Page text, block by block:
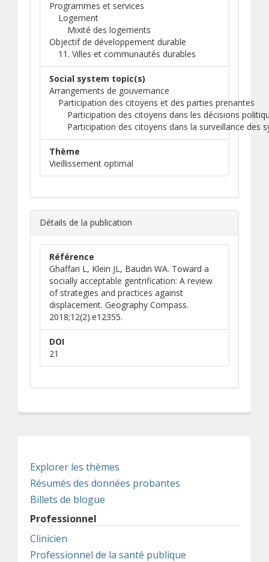
Programmes et services
Logement
Mixité des logements
Objectif de développement durable
11. Villes et communautés durables
Social system topic(s)
Arrangements de gouvernance
Participation des citoyens et des parties prenantes
Participation des citoyens dans les décisions
Participation des citoyens dans la surveillance des
Thème
Vieillissement optimal
Détails de la publication
Référence
Ghaffari L, Klein JL, Baudin WA. Toward a
socially acceptable gentrification: A review
of strategies and practices against
displacement. Geography Compass.
2018;12(2):e12355.
DOI
21
Explorer les thèmes
Résumés des données probantes
Billets de blogue
Professionnel
Clinicien
Professionnel de la santé publique